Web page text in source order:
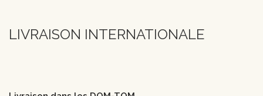
LIVRAISON INTERNATIONALE